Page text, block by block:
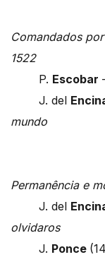
Comandados
1522
P. Escobar
J. del
mundo
Permanência e
J. del
olvidaros
J. Ponce